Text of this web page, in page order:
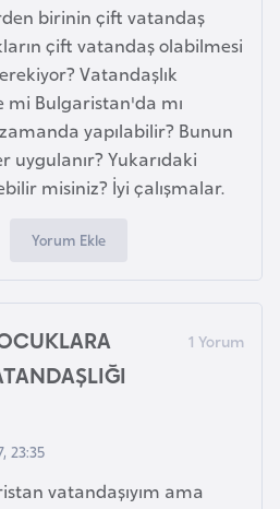
birinin çift vatandaş
çift vatandaş olabilmesi
Vatandaşlık
mi Bulgaristan'da mı
yapılabilir? Bunun
uygulanır? Yukarıdaki
misiniz? İyi çalışmalar.
Yorum Ekle
23:35
vatandaşıyım ama